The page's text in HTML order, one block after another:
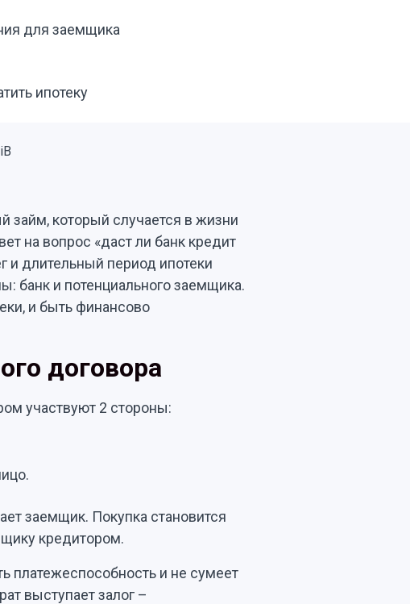
для заемщика
ипотеку
займ, который случается в жизни
на вопрос «даст ли банк кредит
и длительный период ипотеки
банк и потенциального заемщика.
и быть финансово
договора
участвуют 2 стороны:
заемщик. Покупка становится
кредитором.
платежеспособность и не сумеет
выступает залог –